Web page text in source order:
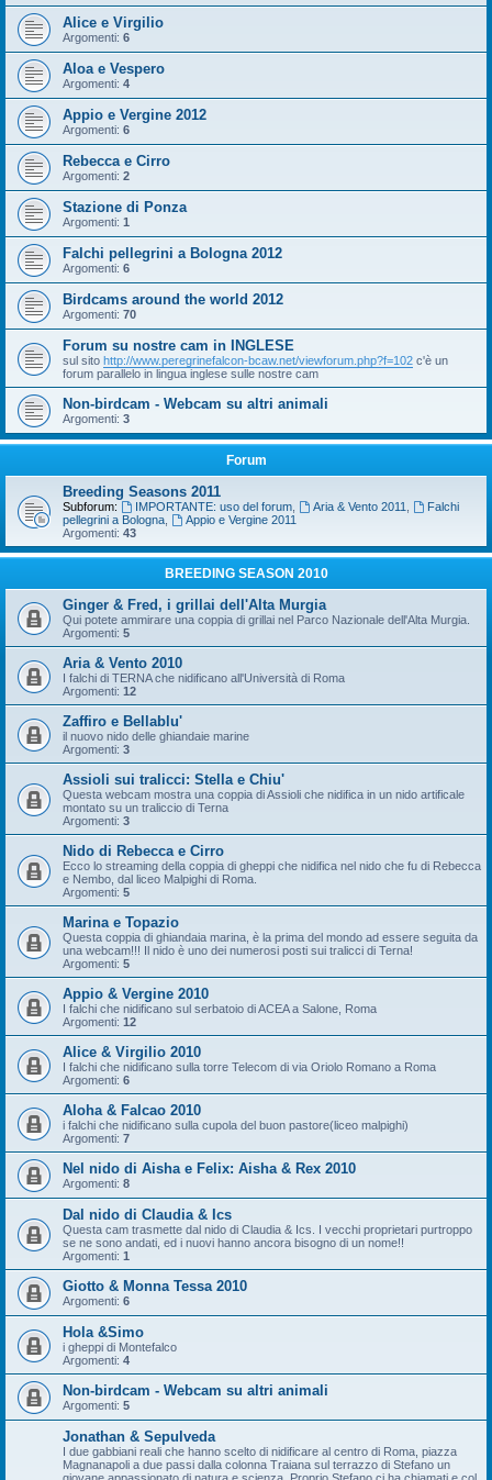
Alice e Virgilio
Argomenti: 6
Aloa e Vespero
Argomenti: 4
Appio e Vergine 2012
Argomenti: 6
Rebecca e Cirro
Argomenti: 2
Stazione di Ponza
Argomenti: 1
Falchi pellegrini a Bologna 2012
Argomenti: 6
Birdcams around the world 2012
Argomenti: 70
Forum su nostre cam in INGLESE
sul sito http://www.peregrinefalcon-bcaw.net/viewforum.php?f=102 c'è un
forum parallelo in lingua inglese sulle nostre cam
Non-birdcam - Webcam su altri animali
Argomenti: 3
Forum
Breeding Seasons 2011
Subforum: IMPORTANTE: uso del forum, Aria & Vento 2011
Falchi
pellegrini a Bologna
Appio e Vergine 2011
Argomenti: 43
BREEDING SEASON 2010
Ginger & Fred, i grillai dell'Alta Murgia
Qui potete ammirare una coppia di grillai nel Parco Nazionale dell'Alta Murgia.
Argomenti: 5
Aria & Vento 2010
I falchi di TERNA che nidificano all'Università di Roma
Argomenti: 12
Zaffiro e Bellablu'
il nuovo nido delle ghiandaie marine
Argomenti: 3
Assioli sui tralicci: Stella e Chiu'
Questa webcam mostra una coppia di Assioli che nidifica in un nido artificale
montato su un traliccio di Terna
Argomenti: 3
Nido di Rebecca e Cirro
Ecco lo streaming della coppia di gheppi che nidifica nel nido che fu di Rebecca
e Nembo, dal liceo Malpighi di Roma.
Argomenti: 5
Marina e Topazio
Questa coppia di ghiandaia marina, è la prima del mondo ad essere seguita da
una webcam!!! Il nido è uno dei numerosi posti sui tralicci di Terna!
Argomenti: 5
Appio & Vergine 2010
I falchi che nidificano sul serbatoio di ACEA a Salone, Roma
Argomenti: 12
Alice & Virgilio 2010
I falchi che nidificano sulla torre Telecom di via Oriolo Romano a Roma
Argomenti: 6
Aloha & Falcao 2010
i falchi che nidificano sulla cupola del buon pastore(liceo malpighi)
Argomenti: 7
Nel nido di Aisha e Felix: Aisha & Rex 2010
Argomenti: 8
Dal nido di Claudia & Ics
Questa cam trasmette dal nido di Claudia & Ics. I vecchi proprietari purtroppo
se ne sono andati, ed i nuovi hanno ancora bisogno di un nome!!
Argomenti: 1
Giotto & Monna Tessa 2010
Argomenti: 6
Hola &Simo
i gheppi di Montefalco
Argomenti: 4
Non-birdcam - Webcam su altri animali
Argomenti: 5
Jonathan & Sepulveda
I due gabbiani reali che hanno scelto di nidificare al centro di Roma, piazza
Magnanapoli a due passi dalla colonna Traiana sul terrazzo di Stefano un